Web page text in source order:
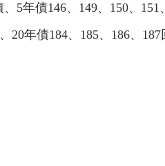
5年債146、149、150、151
20年債184、185、186、187